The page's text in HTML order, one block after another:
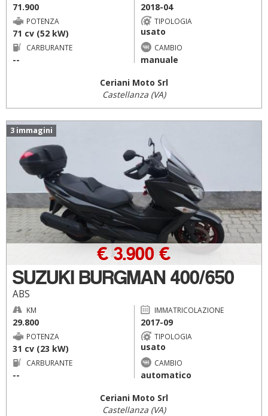
71.900 2018-04
POTENZA
71 cv (52 kW)
TIPOLOGIA
usato
CARBURANTE
--
CAMBIO
manuale
Ceriani Moto Srl
Castellanza (VA)
3 immagini
SUZUKI BURGMAN 400/650
ABS
€ 3.900 €
KM
29.800
IMMATRICOLAZIONE
2017-09
POTENZA
31 cv (23 kW)
TIPOLOGIA
usato
CARBURANTE
--
CAMBIO
automatico
Ceriani Moto Srl
Castellanza (VA)